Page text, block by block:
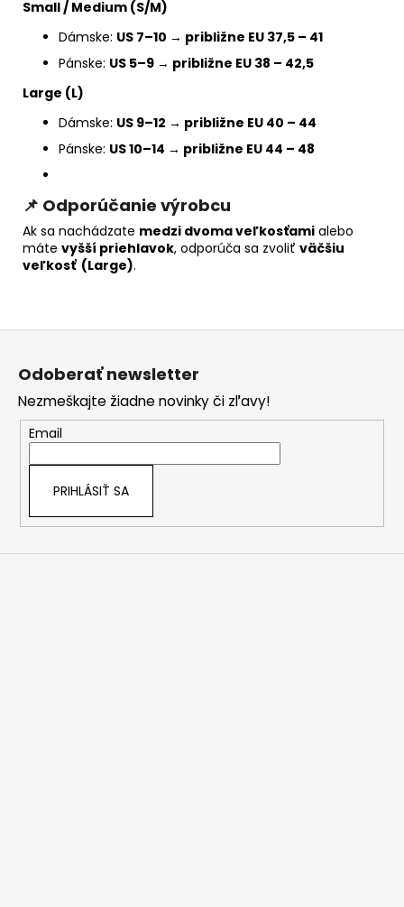
Small / Medium (S/M)
Dámske: US 7–10 → približne EU 37,5 – 41
Pánske: US 5–9 → približne EU 38 – 42,5
Large (L)
Dámske: US 9–12 → približne EU 40 – 44
Pánske: US 10–14 → približne EU 44 – 48
📌 Odporúčanie výrobcu
Ak sa nachádzate medzi dvoma veľkosťami alebo
máte vyšší priehlavok, odporúča sa zvoliť väčšiu
veľkosť (Large).
Z
Odoberať newsletter
Nezmeškajte žiadne novinky či zľavy!
Email
PRIHLÁSIŤ SA